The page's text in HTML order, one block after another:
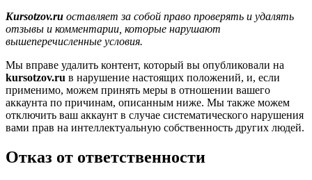
Kursotzov.ru оставляет за собой право проверять и удалять
отзывы и комментарии, которые нарушают
вышеперечисленные условия.
Мы вправе удалить контент, который вы опубликовали на
kursotzov.ru в нарушение настоящих положений, и, если
применимо, можем принять меры в отношении вашего
аккаунта по причинам, описанным ниже. Мы также можем
отключить ваш аккаунт в случае систематического нарушения
вами прав на интеллектуальную собственность других людей.
Oтказ от ответственности